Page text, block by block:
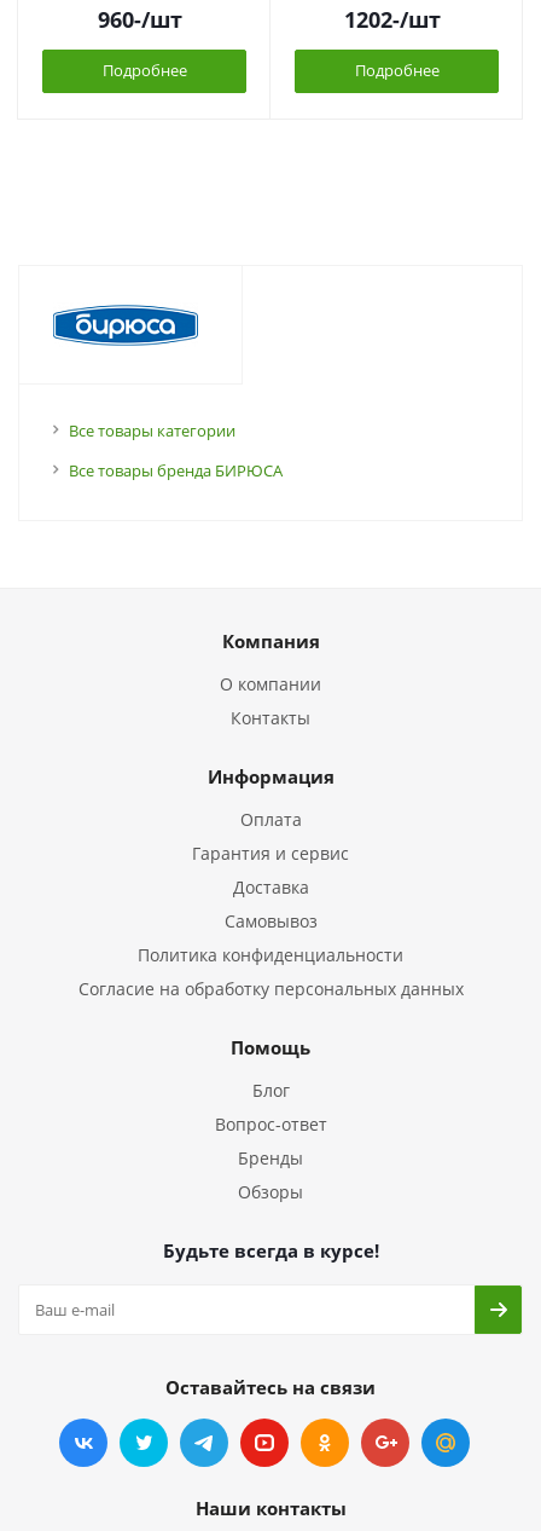
960-/шт
Подробнее
1202-/шт
Подробнее
Все товары категории
Все товары бренда БИРЮСА
Компания
О компании
Контакты
Информация
Оплата
Гарантия и сервис
Доставка
Самовывоз
Политика конфиденциальности
Согласие на обработку персональных данных
Помощь
Блог
Вопрос-ответ
Бренды
Обзоры
Будьте всегда в курсе!
Оставайтесь на связи
Наши контакты